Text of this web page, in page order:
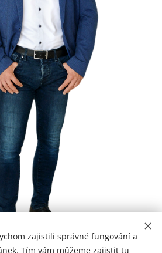
zajistili správné fungování a
Tím vám můžeme zajistit tu